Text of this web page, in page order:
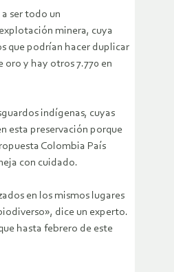
ser todo un
minera, cuya
que podrían hacer duplicar
y hay otros 7.770 en
indígenas, cuyas
esta preservación porque
Colombia País
con cuidado.
en los mismos lugares
dice un experto.
hasta febrero de este